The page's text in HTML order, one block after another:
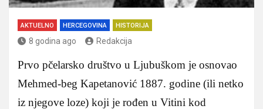
AKTUELNO HERCEGOVINA HISTORIJA
8 godina ago Redakcija
Prvo pčelarsko društvo u Ljubuškom je osnovao
Mehmed-beg Kapetanović 1887. godine (ili netko
iz njegove loze) koji je rođen u Vitini kod